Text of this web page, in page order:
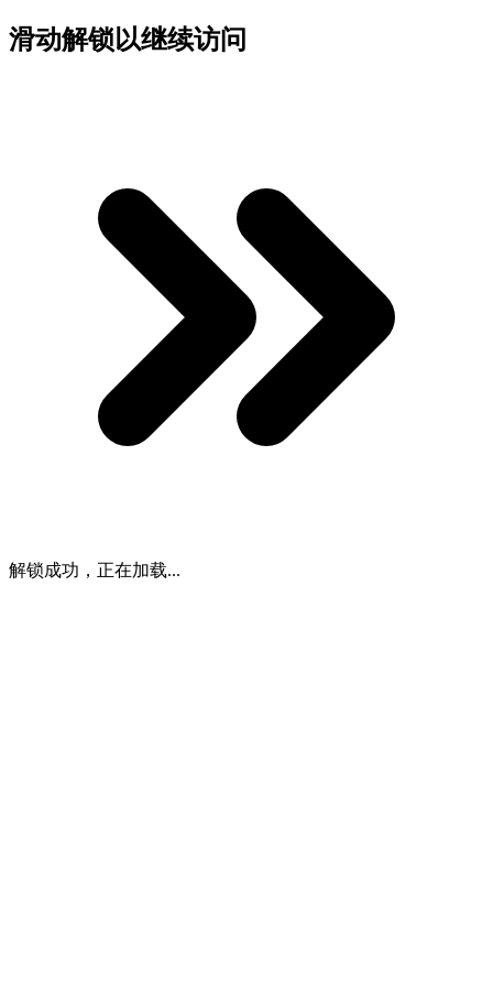
滑动解锁以继续访问
解锁成功，正在加载...